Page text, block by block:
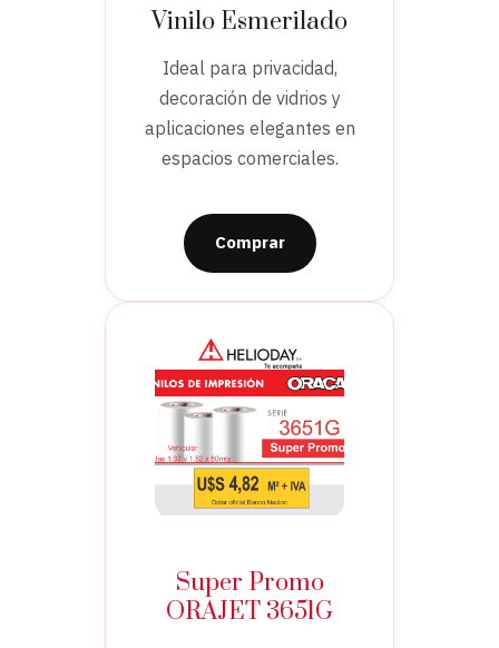
Vinilo Esmerilado
Ideal para privacidad,
decoración de vidrios y
aplicaciones elegantes en
espacios comerciales.
Comprar
Super Promo
ORAJET 3651G